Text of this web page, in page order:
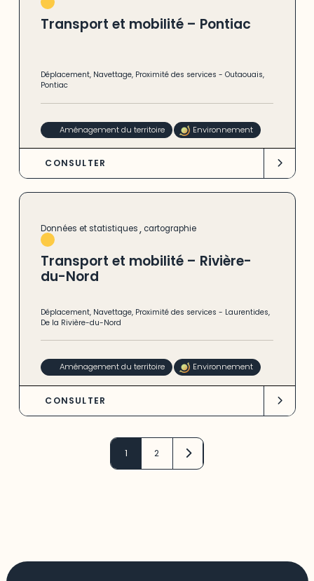
Transport et mobilité – Pontiac
Déplacement, Navettage, Proximité des services -Outaouais,
Pontiac
Aménagement du territoire Environnement
CONSULTER
Données et statistiques, cartographie
Transport et mobilité – Rivière-
du-Nord
Déplacement, Navettage, Proximité des services - Laurentides,
De la Rivière-du-Nord
Aménagement du territoire Environnement
CONSULTER
1 2